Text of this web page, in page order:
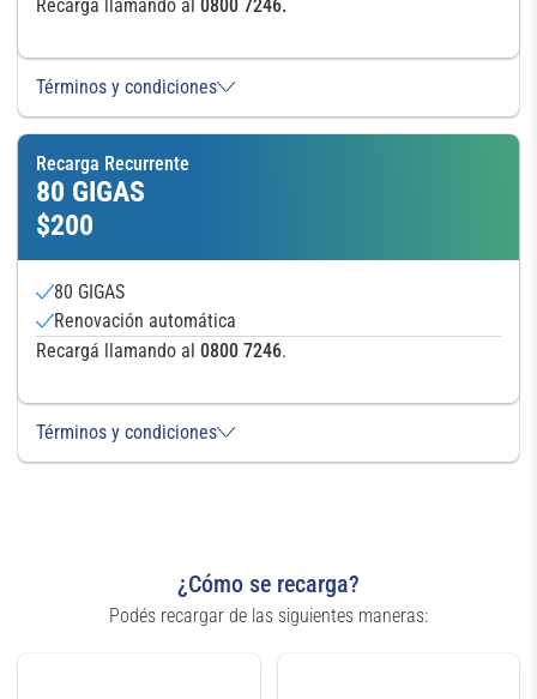
Recargá llamando al 0800 7246.
Términos y condiciones
Recarga Recurrente
80 GIGAS
$200
80 GIGAS
Renovación automática
Recargá llamando al 0800 7246.
Términos y condiciones
¿Cómo se recarga?
Podés recargar de las siguientes maneras: